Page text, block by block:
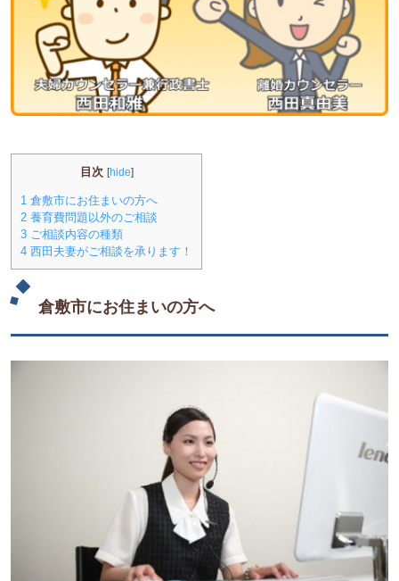
目次 [hide]
1 倉敷市にお住まいの方へ
2 養育費問題以外のご相談
3 ご相談内容の種類
4 西田夫妻がご相談を承ります！
倉敷市にお住まいの方へ